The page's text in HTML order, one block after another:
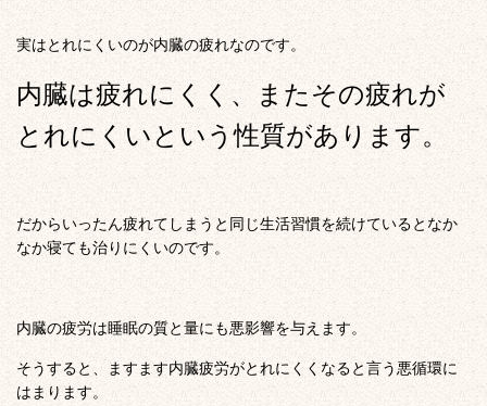
実はとれにくいのが内臓の疲れなのです。
内臓は疲れにくく、またその疲れが
とれにくいという性質があります。
だからいったん疲れてしまうと同じ生活習慣を続けているとなか
なか寝ても治りにくいのです。
内臓の疲労は睡眠の質と量にも悪影響を与えます。
そうすると、ますます内臓疲労がとれにくくなると言う悪循環に
はまります。